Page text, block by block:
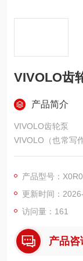
VIVOLO齿
产品简介
VIVOLO齿轮泵
VIVOLO（也常写
部位于博洛尼亚，
械、工业液压与润
产品型号：
更新时间：
访问量：161
产品咨